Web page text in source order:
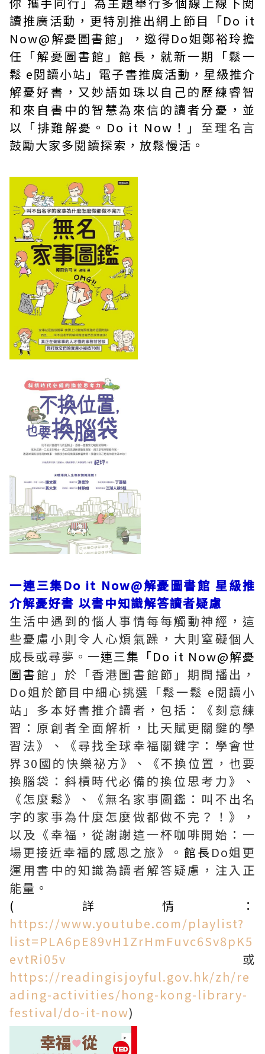
讀推廣活動，更特別推出網上節目「Do it
Now@解憂圖書館」，邀得Do姐鄭裕玲擔
任「解憂圖書館」館長，就新一期「鬆一
鬆 e閱讀小站」電子書推廣活動，星級推介
解憂好書，又妙語如珠以自己的歷練睿智
和來自書中的智慧為來信的讀者分憂，並
以「排難解憂。Do it Now！」 至理名言
鼓勵大家多閱讀探索，放鬆慢活。
一連三集Do it Now@解憂圖書館 星級推
介解憂好書 以書中知識解答讀者疑慮
生活中遇到的惱人事情每每觸動神經，這
些憂慮小則令人心煩氣躁，大則窒礙個人
成長或尋夢。 一連三集「Do it Now@解憂
圖書館」於「香港圖書館節」期間播出，
Do姐於節目中細心挑選「鬆一鬆 e閱讀小
站」多本好書推介讀者，包括：《刻意練
習：原創者全面解析，比天賦更關鍵的學
習法》、《尋找全球幸福關鍵字：學會世
界30國的快樂祕方》、《不換位置，也要
換腦袋：斜槓時代必備的換位思考力》、
《怎麼鬆》、《無名家事圖鑑：叫不出名
字的家事為什麼怎麼做都做不完？！》，
以及《幸福，從謝謝這一杯咖啡開始：一
場更接近幸福的感恩之旅》。 館長Do姐更
運用書中的知識為讀者解答疑慮，注入正
能量。
(詳情：
https://www.youtube.com/playlist?
list=PLA6pE89vH1ZrHmFuvc6Sv8pK5
evtRi05v 或
https://readingisjoyful.gov.hk/zh/re
ading-activities/hong-kong-library-
festival/do-it-now)